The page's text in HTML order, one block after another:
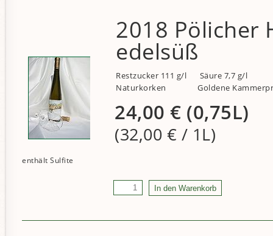
2018 Pölicher
edelsüß
Restzucker 111 g/l
Säure 7,7 g/l
Naturkorken
Goldene
24,00 € (0,75L)
(32,00 € / 1L)